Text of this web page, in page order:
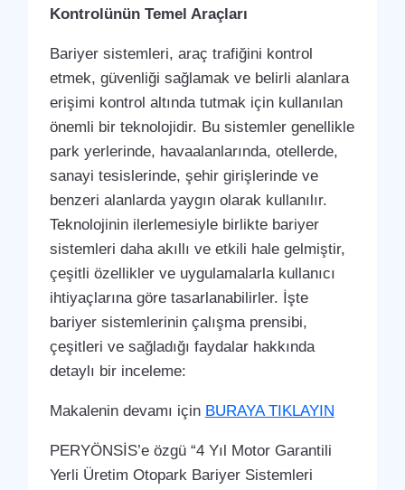
Kontrolünün Temel Araçları
Bariyer sistemleri, araç trafiğini kontrol
etmek, güvenliği sağlamak ve belirli alanlara
erişimi kontrol altında tutmak için kullanılan
önemli bir teknolojidir. Bu sistemler genellikle
park yerlerinde, havaalanlarında, otellerde,
sanayi tesislerinde, şehir girişlerinde ve
benzeri alanlarda yaygın olarak kullanılır.
Teknolojinin ilerlemesiyle birlikte bariyer
sistemleri daha akıllı ve etkili hale gelmiştir,
çeşitli özellikler ve uygulamalarla kullanıcı
ihtiyaçlarına göre tasarlanabilirler. İşte
bariyer sistemlerinin çalışma prensibi,
çeşitleri ve sağladığı faydalar hakkında
detaylı bir inceleme:
Makalenin devamı için BURAYA TIKLAYIN
PERYÖNSİS’e özgü “4 Yıl Motor Garantili
Yerli Üretim Otopark Bariyer Sistemleri